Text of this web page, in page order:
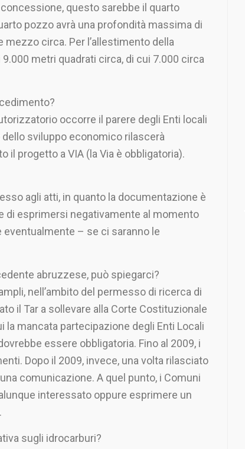
questo sarebbe il quarto
pozzo avrà una profondità massima di
circa. Per l’allestimento della
metri quadrati circa, di cui 7.000 circa
occorre il parere degli Enti locali
dello sviluppo economico rilascerà
il progetto a VIA (la Via è obbligatoria).
agli atti, in quanto la documentazione è
di esprimersi negativamente al momento
eventualmente – se ci saranno le
abruzzese, può spiegarci?
nell’ambito del permesso di ricerca di
il Tar a sollevare alla Corte Costituzionale
mancata partecipazione degli Enti Locali
essere obbligatoria. Fino al 2009, i
Dopo il 2009, invece, una volta rilasciato
comunicazione. A quel punto, i Comuni
interessato oppure esprimere un
sugli idrocarburi?